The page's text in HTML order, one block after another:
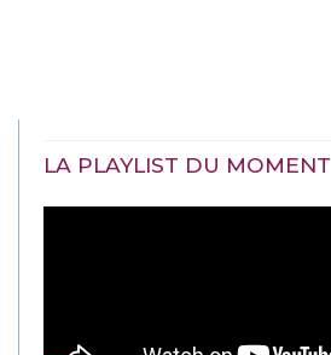
LA PLAYLIST DU MOMENT